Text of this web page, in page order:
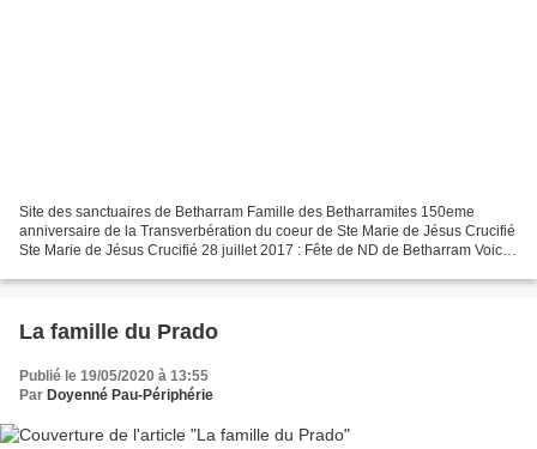
Site des sanctuaires de Betharram Famille des Betharramites 150eme
anniversaire de la Transverbération du coeur de Ste Marie de Jésus Crucifié
Ste Marie de Jésus Crucifié 28 juillet 2017 : Fête de ND de Betharram Voici
La famille du Prado
Publié le 19/05/2020 à 13:55
Par Doyenné Pau-Périphérie